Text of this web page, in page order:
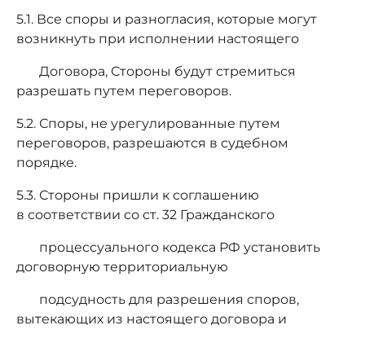
5.1. Все споры и разногласия, которые могут
возникнуть при исполнении настоящего
Договора, Стороны будут стремиться
разрешать путем переговоров.
5.2. Споры, не урегулированные путем
переговоров, разрешаются в судебном
порядке.
5.3. Стороны пришли к соглашению
в соответствии со ст. 32 Гражданского
процессуального кодекса РФ установить
договорную территориальную
подсудность для разрешения споров,
вытекающих из настоящего договора и